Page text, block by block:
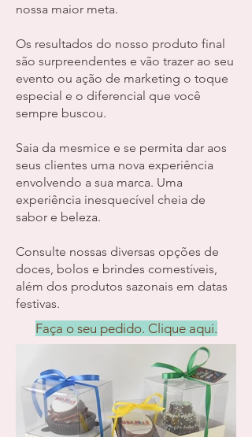
nossa maior meta.
Os resultados do nosso produto final
são surpreendentes e vão trazer ao seu
evento ou ação de marketing o toque
especial e o diferencial que você
sempre buscou.
Saia da mesmice e se permita dar aos
seus clientes uma nova experiência
envolvendo a sua marca. Uma
experiência inesquecível cheia de
sabor e beleza.
Consulte nossas diversas opções de
doces, bolos e brindes comestíveis,
além dos produtos sazonais em datas
festivas.
Faça o seu pedido. Clique aqui.